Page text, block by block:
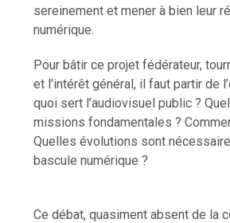
sereinement et mener à bien leur
numérique.
Pour bâtir ce projet fédérateur,
et l’intérêt général, il faut partir de
quoi sert l’audiovisuel public ?
missions fondamentales ?
Quelles évolutions sont
bascule numérique ?
Ce débat, quasiment absent de la